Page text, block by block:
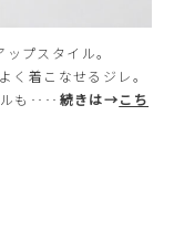
プスタイル。
く着こなせるジレ。
ルも‥‥ 続きは→こち